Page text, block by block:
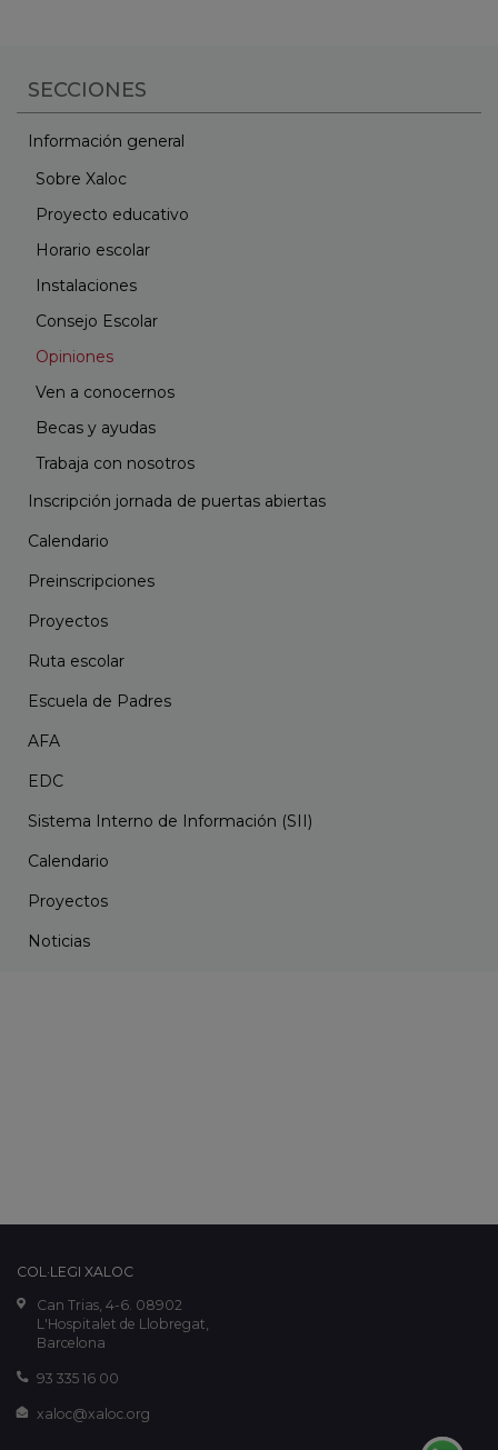
SECCIONES
Información general
Sobre Xaloc
Proyecto educativo
Horario escolar
Instalaciones
Consejo Escolar
Opiniones
Ven a conocernos
Becas y ayudas
Trabaja con nosotros
Inscripción jornada de puertas abiertas
Calendario
Preinscripciones
Proyectos
Ruta escolar
Escuela de Padres
AFA
EDC
Sistema Interno de Información (SII)
Calendario
Proyectos
Noticias
COL·LEGI XALOC
Can Trias, 4-6. 08902
L'Hospitalet de Llobregat,
Barcelona
93 335 16 00
xaloc@xaloc.org